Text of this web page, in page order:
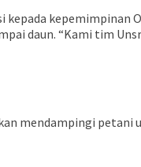
kepemimpinan
daun. “Kami tim
mendampingi